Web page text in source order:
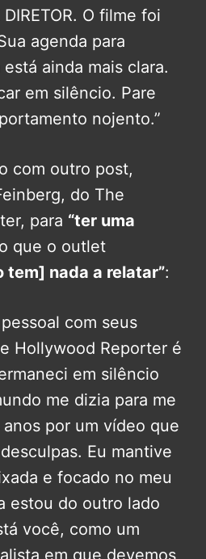
DIRETOR. O filme foi
agenda para
ainda mais clara.
em silêncio. Pare
nojento.”
com outro post,
do The
para “ter uma
que o outlet
tem] nada a relatar”:
com seus
Hollywood Reporter é
em silêncio
me dizia para me
por um vídeo que
Eu mantive
e focado no meu
estou do outro lado
você, como um
em que devemos